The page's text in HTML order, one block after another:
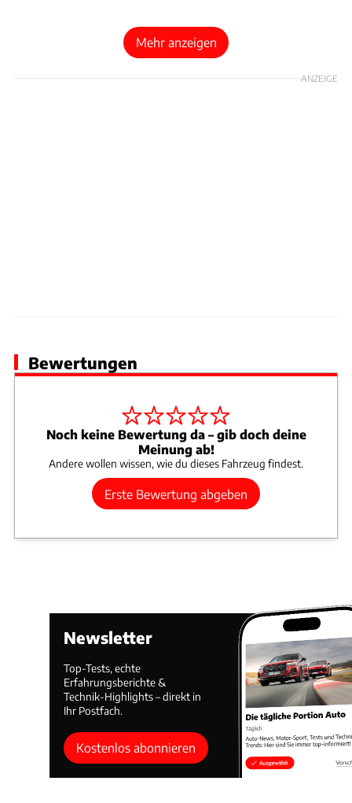
Mehr anzeigen
ANZEIGE
Bewertungen
Noch keine Bewertung da – gib doch deine
Meinung ab!
Andere wollen wissen, wie du dieses Fahrzeug findest.
Erste Bewertung abgeben
Newsletter
Top-Tests, echte
Erfahrungsberichte &
Technik-Highlights – direkt in
Ihr Postfach.
Kostenlos abonnieren